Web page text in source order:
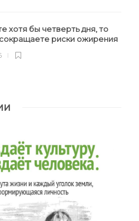
хотя бы четверть дня, то
риски ожирения